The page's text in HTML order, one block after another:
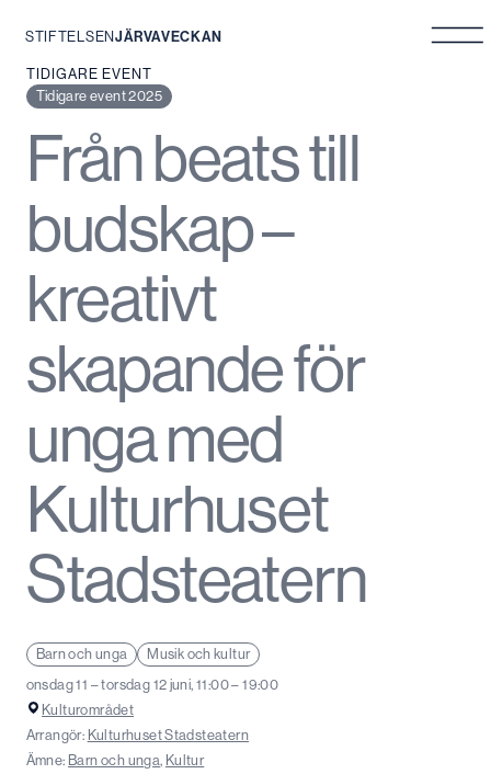
Hoppa
innehåll
STIFTELSENJÄRVAVECKAN
TIDIGARE EVENT
Tidigare event 2025
Från beats till
budskap –
kreativt
skapande för
unga med
Kulturhuset
Stadsteatern
Barn och unga
Musik och kultur
onsdag 11 – torsdag 12 juni, 11:00 – 19:00
Kulturområdet
Arrangör: Kulturhuset Stadsteatern
Ämne: Barn och unga, Kultur